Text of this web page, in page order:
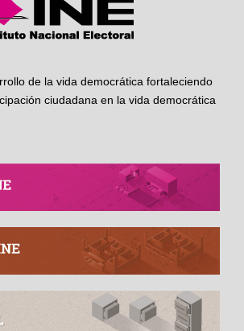
de la vida democrática fortaleciendo
ciudadana en la vida democrática